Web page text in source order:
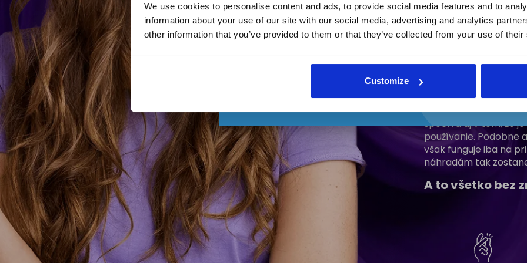
We use cookies to personalise content and ads, to provide social media features and to
information about your use of our site with our social media, advertising and analytics
other information that you’ve provided to them or that they’ve collected from your use of
Customize
Našli sme dokonalý
neutralizuje žlté
dvoch vo vode
zmeniť akýkoľvek
Ak ste si vybielili
alebo bieliacej
stvorený.Výsledný
predchádzajúceho
spočíva aj v tom, že
používanie. Podobne
však funguje iba na
náhradám tak
A to všetko bez
Súhlasím so spracovaním